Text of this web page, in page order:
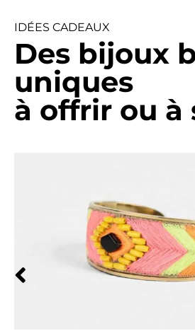
IDÉES CADEAUX
Des bijoux
uniques
à offrir ou à